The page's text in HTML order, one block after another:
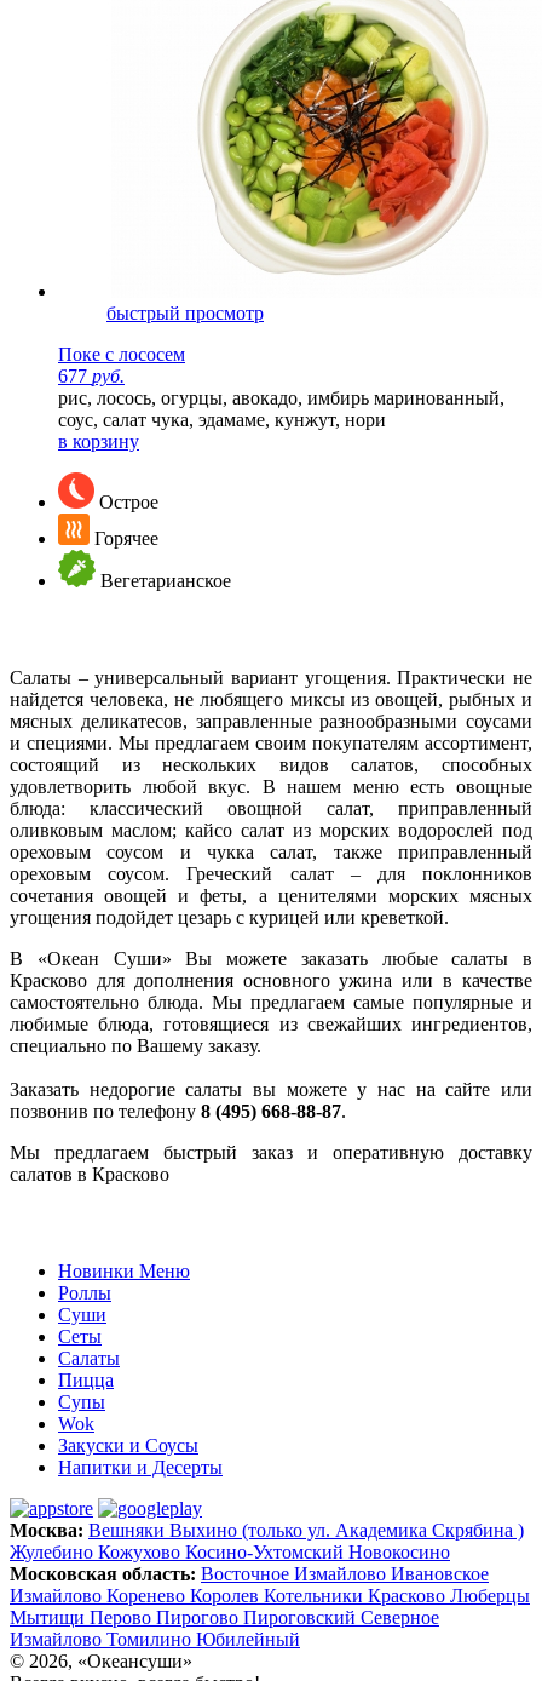
быстрый просмотр
Поке с лососем
677 руб.
рис, лосось, огурцы, авокадо, имбирь маринованный,
соус, салат чука, эдамаме, кунжут, нори
в корзину
Острое
Горячее
Вегетарианское
Салаты – универсальный вариант угощения. Практически не
найдется человека, не любящего миксы из овощей, рыбных и
мясных деликатесов, заправленные разнообразными соусами
и специями. Мы предлагаем своим покупателям ассортимент,
состоящий из нескольких видов салатов, способных
удовлетворить любой вкус. В нашем меню есть овощные
блюда: классический овощной салат, приправленный
оливковым маслом; кайсо салат из морских водорослей под
ореховым соусом и чукка салат, также приправленный
ореховым соусом. Греческий салат – для поклонников
сочетания овощей и феты, а ценителями морских мясных
угощения подойдет цезарь с курицей или креветкой.
В «Океан Суши» Вы можете заказать любые салаты в
Красково для дополнения основного ужина или в качестве
самостоятельно блюда. Мы предлагаем самые популярные и
любимые блюда, готовящиеся из свежайших ингредиентов,
специально по Вашему заказу.
Заказать недорогие салаты вы можете у нас на сайте или
позвонив по телефону 8 (495) 668-88-87.
Мы предлагаем быстрый заказ и оперативную доставку
салатов в Красково
Новинки Меню
Роллы
Суши
Сеты
Салаты
Пицца
Супы
Wok
Закуски и Соусы
Напитки и Десерты
Москва: Вешняки Выхино (только ул. Академика Скрябина )
Жулебино Кожухово Косино-Ухтомский Новокосино
Московская область: Восточное Измайлово Ивановское
Измайлово Коренево Королев Котельники Красково Люберцы
Мытищи Перово Пирогово Пироговский Северное
Измайлово Томилино Юбилейный
© 2026, «Океансуши»